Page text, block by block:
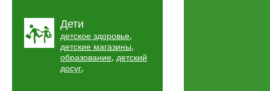
Дети
детское здоровье,
детские магазины,
образование, детский
досуг,